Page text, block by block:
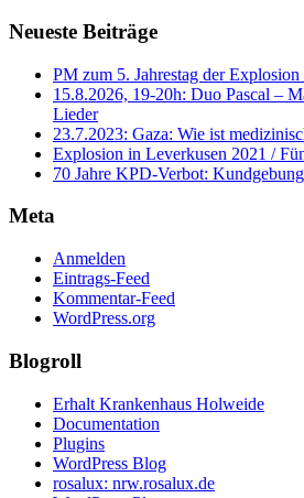
Neueste Beiträge
PM zum 5. Jahrestag der
15.8.2026, 19-20h: Duo Pascal –
Lieder
23.7.2023: Gaza: Wie ist
Explosion in Leverkusen 2021 /
70 Jahre KPD‑Verbot:
Meta
Anmelden
Eintrags-Feed
Kommentar-Feed
WordPress.org
Blogroll
Erhalt Krankenhaus Holweide
Documentation
Plugins
WordPress Blog
rosalux: nrw.rosalux.de